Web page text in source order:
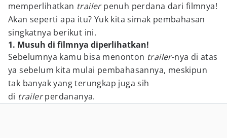
memperlihatkan trailerpenuh perdana dari filmnya!
Akan seperti apa itu? Yuk kita simak pembahasan
singkatnya berikut ini.
1. Musuh di filmnya diperlihatkan!
Sebelumnya kamu bisa menonton trailer-nya di atas
ya sebelum kita mulai pembahasannya, meskipun
tak banyak yang terungkap juga sih
di trailerperdananya.